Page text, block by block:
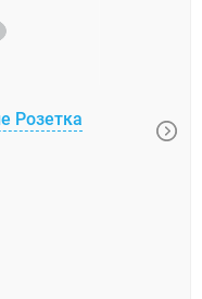
Розетка